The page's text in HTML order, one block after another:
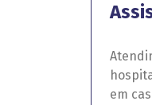
em